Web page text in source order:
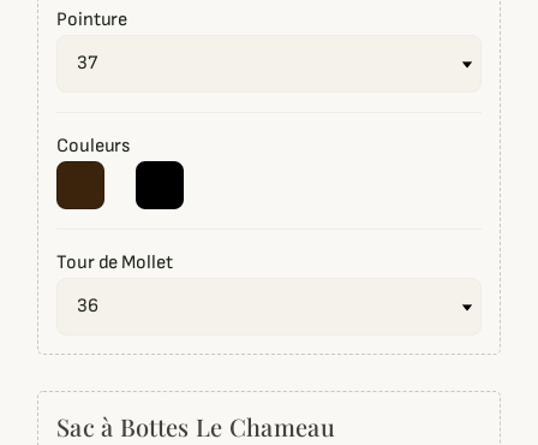
Pointure
Couleurs
Tour de Mollet
Sac à Bottes Le Chameau